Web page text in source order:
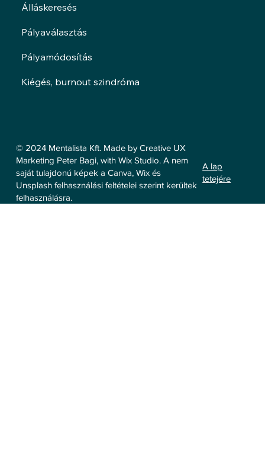
© 2024 Mentalista Kft. Made by Creative UX
Marketing Peter Bagi, with Wix Studio. A nem
saját tulajdonú képek a Canva, Wix és
Unsplash felhasználási feltételei szerint kerültek
felhasználásra.
A lap
tetejére
Álláskeresés
Pályaválasztás
Pályamódosítás
Kiégés, burnout szindróma